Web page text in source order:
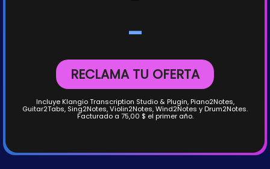
-
RECLAMA TU OFERTA
Incluye Klangio Transcription Studio & Plugin, Piano2Notes,
Guitar2Tabs, Sing2Notes, Violin2Notes, Wind2Notes y Drum2Notes.
Facturado a 75,00 $ el primer año.